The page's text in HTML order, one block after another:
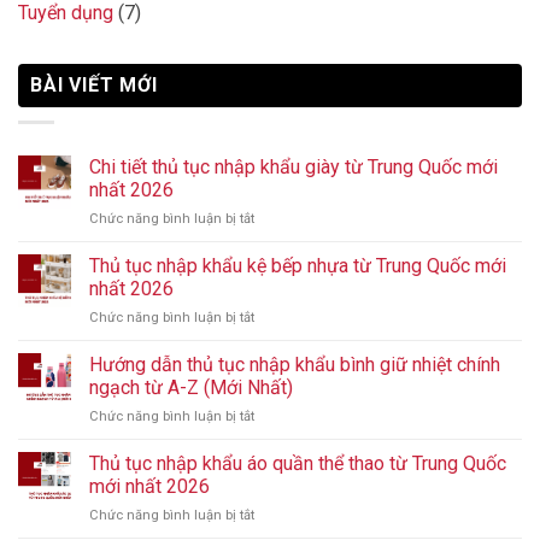
Tuyển dụng (7)
BÀI VIẾT MỚI
Chi tiết thủ tục nhập khẩu giày từ Trung Quốc mới
nhất 2026
Chức năng bình luận bị tắt
tiết
thủ
giày
từ
Trung
nhất
Thủ tục nhập khẩu kệ bếp nhựa từ Trung Quốc mới
nhất 2026
Chức năng bình luận bị tắt
tục
nhập
khẩu
nhựa
Hướng dẫn thủ tục nhập khẩu bình giữ nhiệt chính
ngạch từ A-Z (Mới Nhất)
Chức năng bình luận bị tắt
dẫn
Thủ tục nhập khẩu áo quần thể thao từ Trung Quốc
mới nhất 2026
Chức năng bình luận bị tắt